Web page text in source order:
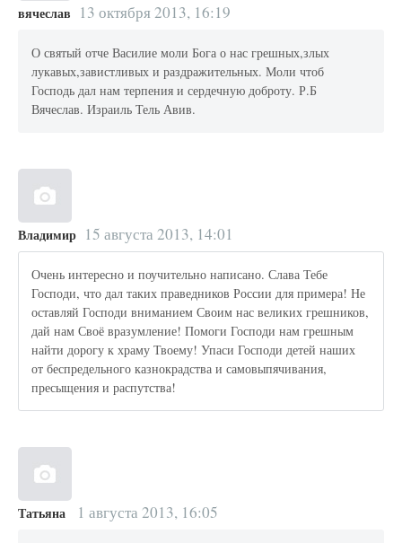
вячеслав 13 октября 2013, 16:19
О святый отче Василие моли Бога о нас грешных,злых
лукавых,завистливых и раздражительных. Моли чтоб
Господь дал нам терпения и сердечную доброту. Р.Б
Вячеслав. Израиль Тель Авив.
Владимир 15 августа 2013, 14:01
Очень интересно и поучительно написано. Слава Тебе
Господи, что дал таких праведников России для примера! Не
оставляй Господи вниманием Своим нас великих грешников,
дай нам Своё вразумление! Помоги Господи нам грешным
найти дорогу к храму Твоему! Упаси Господи детей наших
от беспредельного казнокрадства и самовыпячивания,
пресыщения и распутства!
Татьяна 1 августа 2013, 16:05